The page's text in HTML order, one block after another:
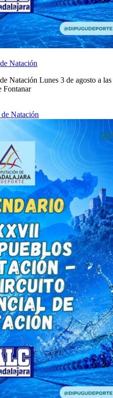
Natación
Natación Lunes 3 de agosto a las
Fontanar
Natación